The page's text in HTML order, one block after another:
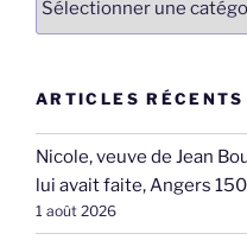
ARTICLES RÉCENTS
Nicole, veuve de Jean
lui avait faite, Angers
1 août 2026